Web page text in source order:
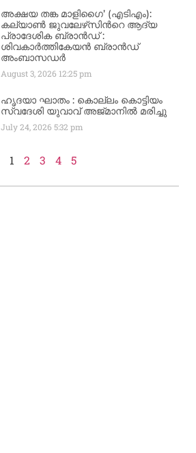
അക്ഷയ തങ്ക മാളിഗൈ’ (എടിഎം):
കല്യാണ്‍ ജുവലേഴ്‌സിന്‍റെ ആദ്യ
പ്രാദേശിക ബ്രാന്‍ഡ് :
ശിവകാര്‍ത്തികേയന്‍ ബ്രാന്‍ഡ്
അംബാസഡര്‍
August 3, 2026 12:25 pm
ഹൃദയാ ഘാതം : കൊല്ലം കൊട്ടിയം
സ്വദേശി യുവാവ് അജ്മാനിൽ മരിച്ചു
July 24, 20265:32 pm
1 2 3 4 5